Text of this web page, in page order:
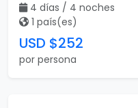
4 días / 4 noches
1 país(es)
USD $252
por persona